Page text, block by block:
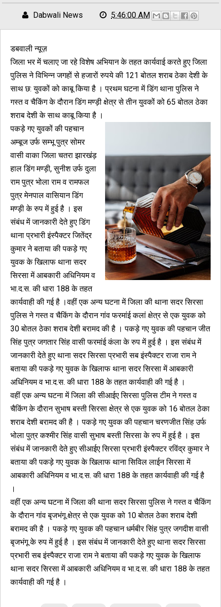
Dabwali News 5:46:00 AM
डबवाली न्यूज़
जिला भर में चलाए जा रहे विशेष अभियान के तहत कार्यवाई करते हुए जिला
पुलिस ने विभिन्न जगहों से हजारों रुपये की 121 बोतल शराब ठेका देशी के
साथ छ: युवकों को काबू किया है । प्रथम घटना में डिंग थाना पुलिस ने
गस्त व चैकिंग के दौरान डिंग मण्ड़ी क्षेत्र से तीन युवकों को 65 बोतल ठेका
शराब देशी के साथ काबू किया है ।
पकड़े गए युवकों की पहचान
अम्बूज उर्फ सम्भू पुत्र सोमर
वासी वाका जिला चतरा झारखंड़
हाल डिंग मण्ड़ी, सुनीश उर्फ दुला
राम पुत्र भोला राम व रामफल
पुत्र मेनपाल वासियान डिंग
मण्ड़ी के रुप में हुई है । इस
संबंध में जानकारी देते हुए डिंग
थाना प्रभारी इंस्पैक्टर जितेंद्र
कुमार ने बताया की पकड़े गए
युवक के खिलाफ थाना सदर
सिरसा में आबकारी अधिनियम व
भा.द.स. की धारा 188 के तहत
कार्यवाही की गई है ।वहीं एक अन्य घटना में जिला की थाना सदर सिरसा
पुलिस ने गस्त व चैकिंग के दौरान गांव फरमांई कलां क्षेत्र से एक युवक को
30 बोतल ठेका शराब देशी बरामद की है । पकड़े गए युवक की पहचान जीत
सिंह पुत्र जगतार सिंह वासी फरमांई कंला के रुप में हुई है । इस संबंध में
जानकारी देते हुए थाना सदर सिरसा प्रभारी सब इंस्पैक्टर राजा राम ने
बताया की पकड़े गए युवक के खिलाफ थाना सदर सिरसा में आबकारी
अधिनियम व भा.द.स. की धारा 188 के तहत कार्यवाही की गई है ।
वहीं एक अन्यघटना में जिला की सीआईए सिरसा पुलिस टीम ने गस्त व
चैकिंग के दौरान सुभाष बस्ती सिरसा क्षेत्र से एक युवक को 16 बोतल ठेका
शराब देशी बरामद की है । पकड़े गए युवक की पहचान चरणजीत सिंह उर्फ
भोला पुत्र कश्मीर सिंह वासी सुभाष बस्ती सिरसा के रुप में हुई है । इस
संबंध में जानकारी देते हुए सीआईए सिरसा प्रभारी इंस्पैक्टर रविंद्र कुमार ने
बताया की पकड़े गए युवक के खिलाफ थाना सिविल लाईन सिरसा में
आबकारी अधिनियम व भा.द.स. की धारा 188 के तहत कार्यवाही की गई है
।
वहीं एक अन्यघटना में जिला की थाना सदर सिरसा पुलिस ने गस्त व चैकिंग
के दौरान गांव बृजभंगू क्षेत्र से एक युवक को 10 बोतल ठेका शराब देशी
बरामद की है । पकड़े गए युवक की पहचान धर्मबीर सिंह पुत्र जगदीश वासी
बृजभंगू के रुप में हुई है । इस संबंध में जानकारी देते हुए थाना सदर सिरसा
प्रभारी सब इंस्पैक्टर राजा राम ने बताया की पकड़े गए युवक के खिलाफ
थाना सदर सिरसा में आबकारी अधिनियम व भा.द.स. की धारा 188 के तहत
कार्यवाही की गई है ।